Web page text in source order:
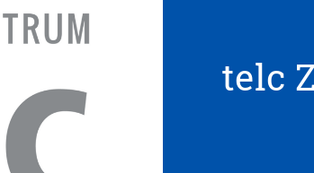
telc